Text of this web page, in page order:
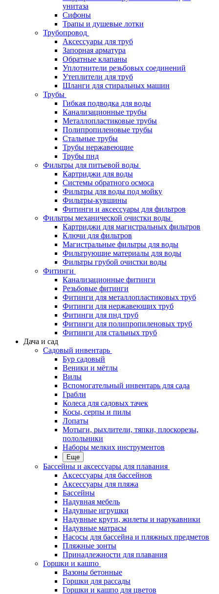
унитаза
Сифоны
Трапы и душевые лотки
Трубопровод
Аксессуары для труб
Запорная арматура
Обратные клапаны
Уплотнители резьбовых соединений
Утеплители для труб
Шланги для стиральных машин
Трубы
Гибкая подводка для воды
Канализационные трубы
Металлопластиковые трубы
Полипропиленовые трубы
Стальные трубы
Трубы нержавеющие
Трубы пнд
Фильтры для питьевой воды
Картриджи для воды
Системы обратного осмоса
Фильтры для воды под мойку
Фильтры-кувшины
Фитинги и аксессуары для фильтров
Фильтры механической очистки воды
Картриджи для магистральных фильтров
Ключи для фильтров
Магистральные фильтры для воды
Фильтрующие материалы для воды
Фильтры грубой очистки воды
Фитинги
Канализационные фитинги
Резьбовые фитинги
Фитинги для металлопластиковых труб
Фитинги для нержавеющих труб
Фитинги для пнд труб
Фитинги для полипропиленовых труб
Фитинги для стальных труб
Дача и сад
Садовый инвентарь
Бур садовый
Веники и мётлы
Вилы
Вспомогательный инвентарь для сада
Грабли
Колеса для садовых тачек
Косы, серпы и пилы
Лопаты
Мотыги, рыхлители, тяпки, плоскорезы,
полольники
Наборы мелких инструментов
Еще
Бассейны и аксессуары для плавания
Аксессуары для бассейнов
Аксессуары для пляжа
Бассейны
Надувная мебель
Надувные игрушки
Надувные круги, жилеты и нарукавники
Надувные матрасы
Насосы для бассейна и пляжных предметов
Пляжные зонты
Принадлежности для плавания
Горшки и кашпо
Вазоны бетонные
Горшки для рассады
Горшки и кашпо для цветов